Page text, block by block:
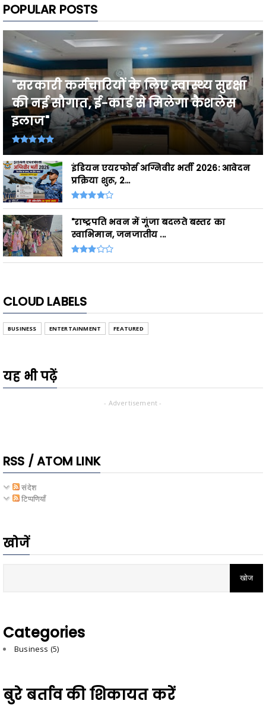
POPULAR POSTS
"सरकारी कर्मचारियों के लिए स्वास्थ्य सुरक्षा
की नई सौगात, ई-कार्ड से मिलेगा कैशलेस
इलाज"
इंडियन एयरफोर्स अग्निवीर भर्ती 2026: आवेदन
प्रक्रिया शुरू, 2...
"राष्ट्रपति भवन में गूंजा बदलते बस्तर का
स्वाभिमान, जनजातीय ...
CLOUD LABELS
BUSINESS ENTERTAINMENT FEATURED
यह भी पढ़ें
- Advertisement -
RSS / ATOM LINK
संदेश
टिप्पणियाँ
खोजें
Categories
Business (5)
बुरे बर्ताव की शिकायत करें